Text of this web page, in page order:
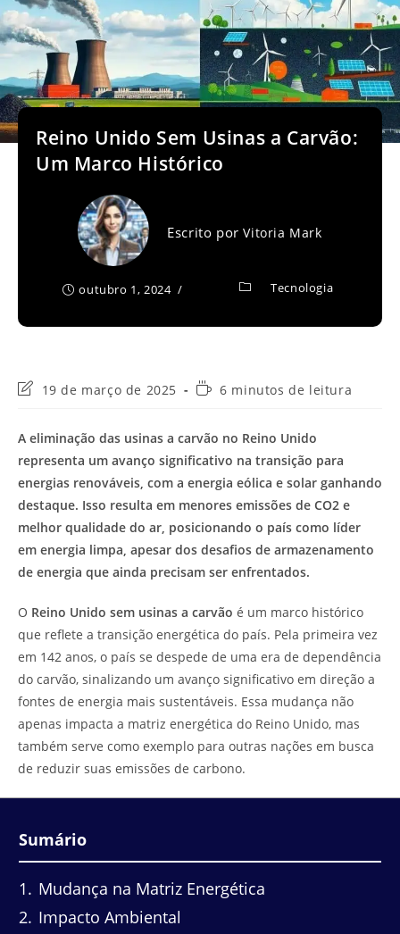
Reino Unido Sem Usinas a Carvão:
Um Marco Histórico
Escrito porVitoria Mark
outubro 1, 2024 Tecnologia
Última
post:
19 de março de 2025
Tempo6 minutos de leitura
A eliminação das usinas a carvão no Reino Unido
representa um avanço significativo na transição para
energias renováveis, com a energia eólica e solar ganhando
destaque. Isso resulta em menores emissões de CO2 e
melhor qualidade do ar, posicionando o país como líder
em energia limpa, apesar dos desafios de armazenamento
de energia que ainda precisam ser enfrentados.
O Reino Unido sem usinas a carvão é um marco histórico
que reflete a transição energética do país. Pela primeira vez
em 142 anos, o país se despede de uma era de dependência
do carvão, sinalizando um avanço significativo em direção a
fontes de energia mais sustentáveis. Essa mudança não
apenas impacta a matriz energética do Reino Unido, mas
também serve como exemplo para outras nações em busca
de reduzir suas emissões de carbono.
Sumário
1
Mudança na Matriz Energética
2 Impacto Ambiental